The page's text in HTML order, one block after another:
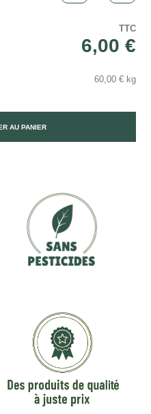
TTC
6,00 €
60,00 € kg
AU PANIER